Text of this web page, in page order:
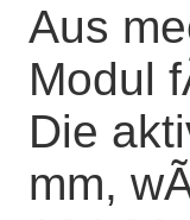
Aus
Modul
Die
mm,